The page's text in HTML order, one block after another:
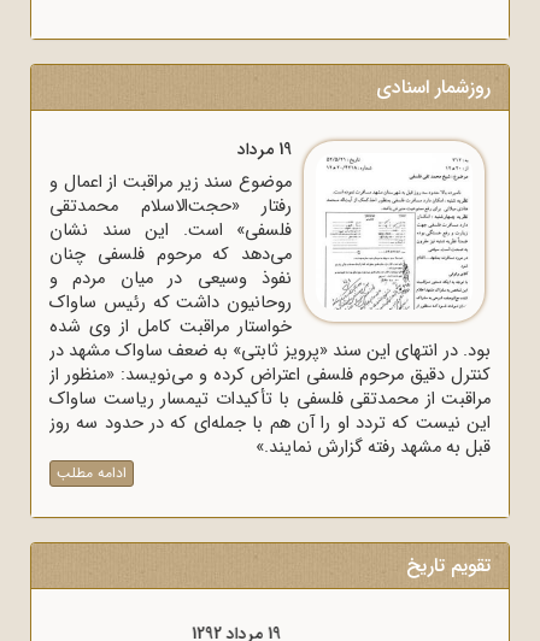
روزشمار اسنادی
19 مرداد
موضوع سند زیر مراقبت از اعمال و
رفتار «حجت‌الاسلام محمدتقی
فلسفی» است. این سند نشان
می‌دهد که مرحوم فلسفی چنان
نفوذ وسیعی در میان مردم و
روحانیون داشت که رئیس ساواک
خواستار مراقبت کامل از وی شده
بود. در انتهای این سند «پرویز ثابتی» به ضعف ساواک مشهد در
کنترل دقیق مرحوم فلسفی اعتراض کرده و می‌نویسد: «منظور از
مراقبت از محمدتقی فلسفی با تأکیدات تیمسار ریاست ساواک
این نیست که تردد او را آن هم با جمله‌ای که در حدود سه روز
قبل به مشهد رفته گزارش نمایند.»
ادامه مطلب
تقویم تاریخ